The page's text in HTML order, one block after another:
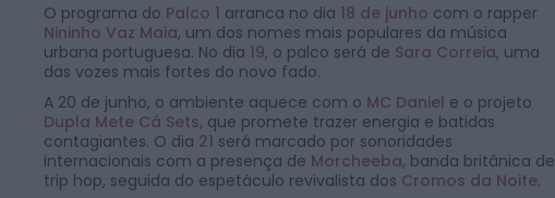
O programa do Palco 1 arranca no dia 18 de junho com o rapper
Nininho Vaz Maia, um dos nomes mais populares da música
urbana portuguesa. No dia 19, o palco será de Sara Correia, uma
das vozes mais fortes do novo fado.
A 20 de junho, o ambiente aquece com o MC Daniel e o projeto
Dupla Mete Cá Sets, que promete trazer energia e batidas
contagiantes. O dia 21 será marcado por sonoridades
internacionais com a presença de Morcheeba, banda britânica de
trip hop, seguida do espetáculo revivalista dos Cromos da Noite.